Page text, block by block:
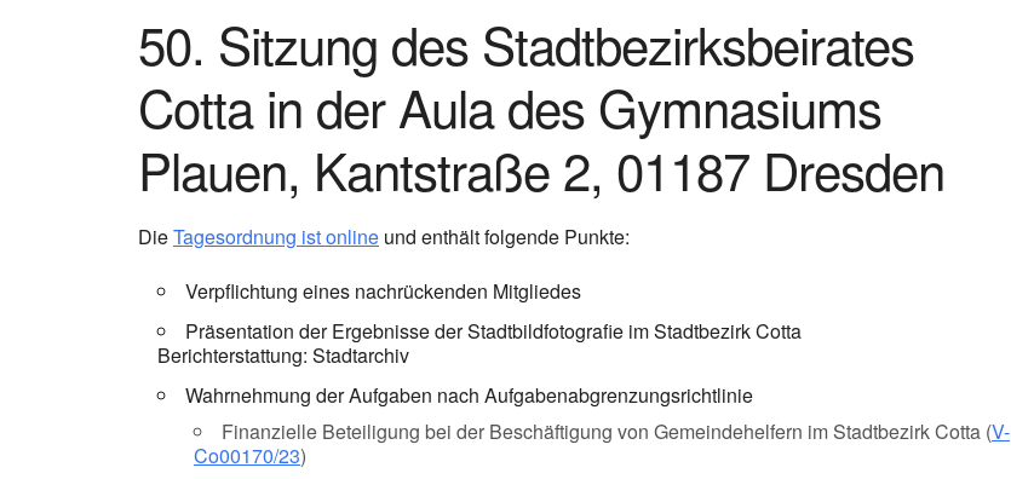
50. Sitzung des Stadtbezirksbeirates
Cotta in derAula des Gymnasiums
Plauen, Kantstraße 2, 01187 Dresden
DieTagesordnung ist online und enthält folgende Punkte:
Verpflichtung eines nachrückenden Mitgliedes
Präsentation der Ergebnisse der Stadtbildfotografie im Stadtbezirk Cotta
Berichterstattung: Stadtarchiv
Wahrnehmung der Aufgaben nach Aufgabenabgrenzungsrichtlinie
Finanzielle Beteiligung bei der Beschäftigung von Gemeindehelfern im Stadtbezirk Cotta (V-
Co00170/23)